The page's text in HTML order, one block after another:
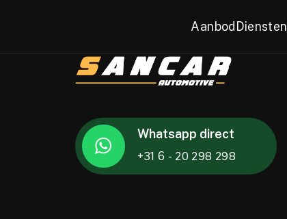
AanbodDiensten
Whatsapp direct
+31 6 - 20 298 298